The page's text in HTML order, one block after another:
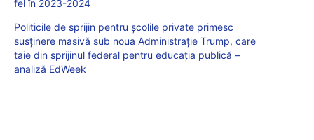
fel în 2023-2024
Politicile de sprijin pentru școlile private primesc
susținere masivă sub noua Administrație Trump, care
taie din sprijinul federal pentru educația publică –
analiză EdWeek